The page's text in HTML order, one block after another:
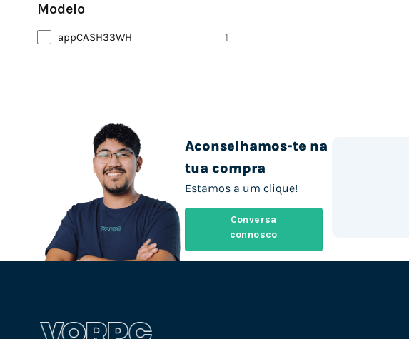
Modelo
appCASH33WH 1
Aconselhamos-te na
tua compra
Estamos a um clique!
Conversa
connosco